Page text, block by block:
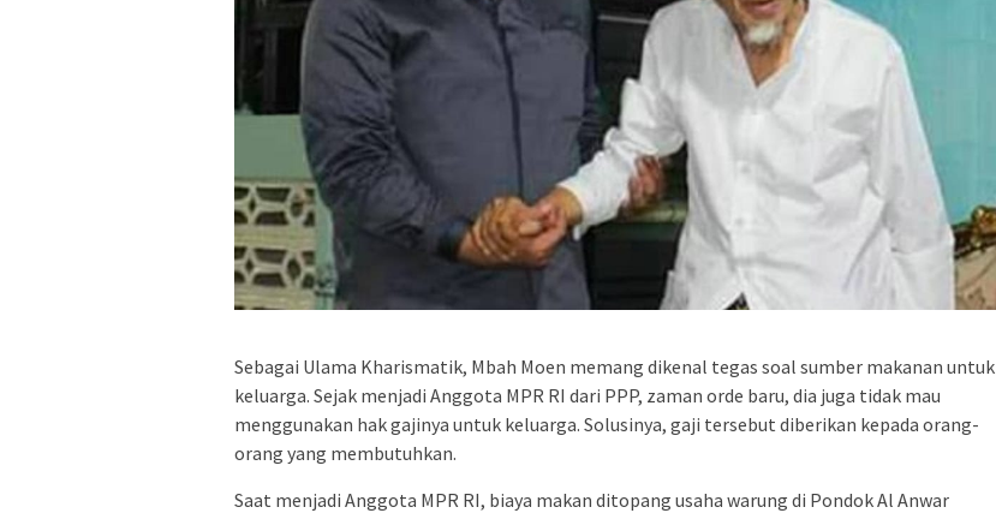
Sebagai Ulama Kharismatik, Mbah Moen memang dikenal tegas soal sumber makanan untuk
keluarga. Sejak menjadi Anggota MPR RI dari PPP, zaman orde baru, dia juga tidak mau
menggunakan hak gajinya untuk keluarga. Solusinya, gaji tersebut diberikan kepada orang-
orang yang membutuhkan.
Saat menjadi Anggota MPR RI, biaya makan ditopang usaha warung di Pondok Al Anwar